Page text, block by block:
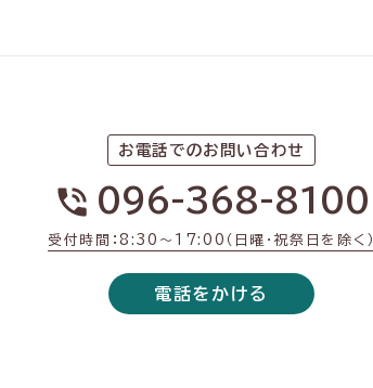
お電話でのお問い合わせ
096-368-8100
受付時間：8:30〜17:00（日曜・祝祭日を除く）
電話をかける